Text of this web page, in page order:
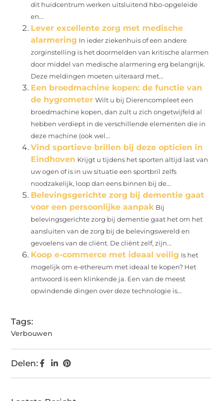
dit huidcentrum werken uitsluitend hbo-opgeleide
en...
Lever excellente zorg met medische
alarmering In ieder ziekenhuis of een andere
zorginstelling is het doormelden van kritische alarmen
door middel van medische alarmering erg belangrijk.
Deze meldingen moeten uiteraard met...
Een broedmachine kopen: de functie van
de hygrometer Wilt u bij Dierencompleet een
broedmachine kopen, dan zult u zich ongetwijfeld al
hebben verdiept in de verschillende elementen die in
deze machine (ook wel...
Vind sportieve brillen bij deze opticien in
Eindhoven Krijgt u tijdens het sporten altijd last van
uw ogen of is in uw situatie een sportbril zelfs
noodzakelijk, loop dan eens binnen bij de...
Belevingsgerichte zorg bij dementie gaat
voor een persoonlijke aanpak Bij
belevingsgerichte zorg bij dementie gaat het om het
aansluiten van de zorg bij de belevingswereld en
gevoelens van de cliënt. De cliënt zelf, zijn...
Koop e-commerce met ideaal veilig Is het
mogelijk om e-ethereum met ideaal te kopen? Het
antwoord is een klinkende ja. Een van de meest
opwindende dingen over deze technologie is...
Tags:
Verbouwen
Delen: